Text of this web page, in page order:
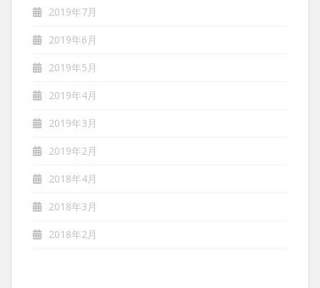
2019年7月
2019年6月
2019年5月
2019年4月
2019年3月
2019年2月
2018年4月
2018年3月
2018年2月